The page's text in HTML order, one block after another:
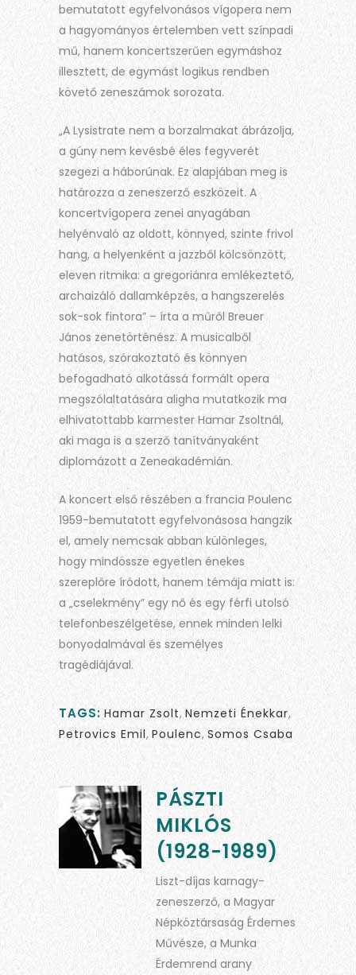
bemutatott egyfelvonásos vígopera nem
a hagyományos értelemben vett színpadi
mű, hanem koncertszerűen egymáshoz
illesztett, de egymást logikus rendben
követő zeneszámok sorozata.
„A Lysistrate nem a borzalmakat ábrázolja,
a gúny nem kevésbé éles fegyverét
szegezi a háborúnak. Ez alapjában meg is
határozza a zeneszerző eszközeit. A
koncertvígopera zenei anyagában
helyénvaló az oldott, könnyed, szinte frivol
hang, a helyenként a jazzből kölcsönzött,
eleven ritmika: a gregoriánra emlékeztető,
archaizáló dallamképzés, a hangszerelés
sok-sok fintora” – írta a műről Breuer
János zenetörténész. A musicalből
hatásos, szórakoztató és könnyen
befogadható alkotássá formált opera
megszólaltatására aligha mutatkozik ma
elhivatottabb karmester Hamar Zsoltnál,
aki maga is a szerző tanítványaként
diplomázott a Zeneakadémián.
A koncert első részében a francia Poulenc
1959-bemutatott egyfelvonásosa hangzik
el, amely nemcsak abban különleges,
hogy mindössze egyetlen énekes
szereplőre íródott, hanem témája miatt is:
a „cselekmény” egy nő és egy férfi utolsó
telefonbeszélgetése, ennek minden lelki
bonyodalmával és személyes
tragédiájával.
TAGS: Hamar Zsolt, Nemzeti Énekkar,
Petrovics Emil, Poulenc, Somos Csaba
PÁSZTI
MIKLÓS
(1928-1989)
Liszt-díjas karnagy-
zeneszerző, a Magyar
Népköztársaság Érdemes
Művésze, a Munka
Érdemrend arany